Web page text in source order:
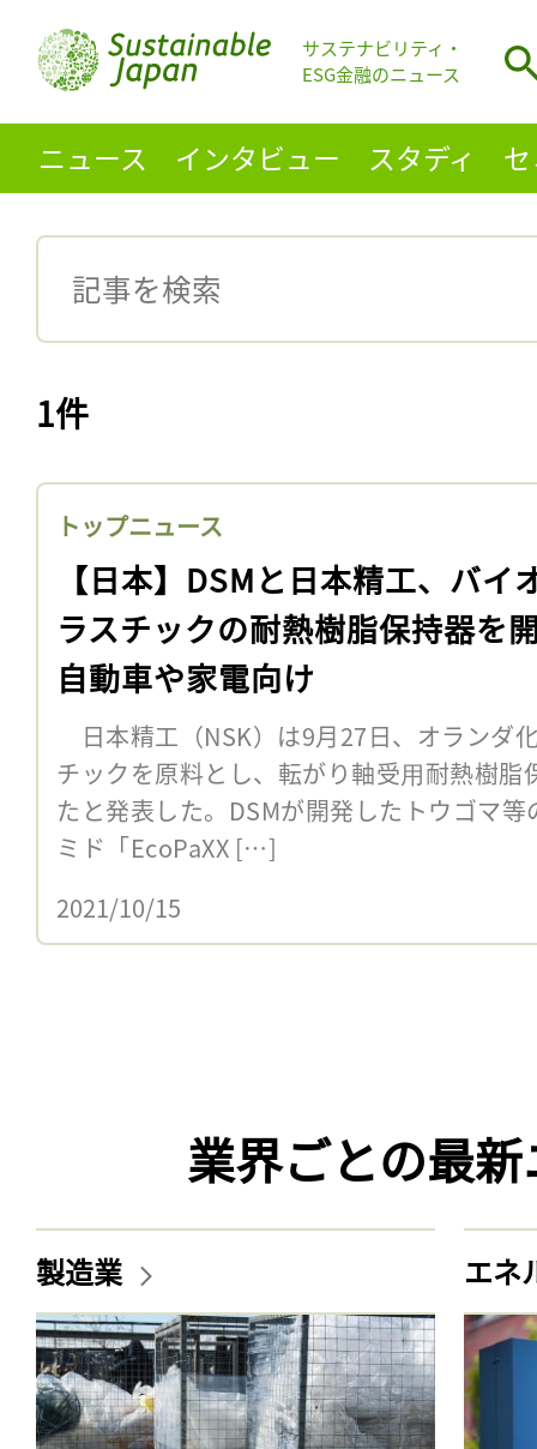
サステナビリティ・
ESG金融のニュース
ニュース インタビュー スタディ
1件
トップニュース
【日本】DSMと日本精工、バイ
ラスチックの耐熱樹脂保持器を
自動車や家電向け
日本精工（NSK）は9月27日、オランダ
チックを原料とし、転がり軸受⽤耐熱樹
たと発表した。DSMが開発したトウゴマ
ミド「EcoPaXX […]
2021/10/15
業界ごとの最
製造業 エネ